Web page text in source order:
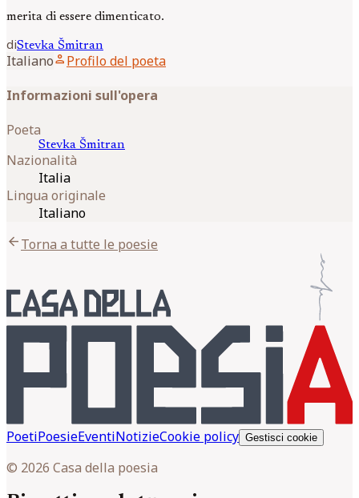
merita di essere dimenticato.
diStevka Šmitran
Italianoperson Profilo del poeta
Informazioni sull'opera
Poeta
Stevka Šmitran
Nazionalità
Italia
Lingua originale
Italiano
arrow_backTorna a tutte le poesie
PoetiPoesieEventiNotizieCookie policy Gestisci cookie
© 2026 Casa della poesia